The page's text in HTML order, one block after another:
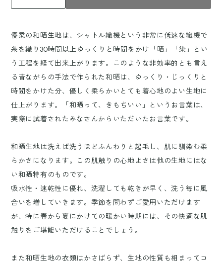
優柔の和晒生地は、シャトル織機という非常に低速な織機で
糸を織り30時間以上ゆっくりと時間をかけ「晒」「染」とい
う工程を経て出来上がります。このような非効率的とも言え
る昔ながらの手法で作られた和晒は、ゆっくり・じっくりと
時間をかけた分、優しく柔らかいとても着心地のよい生地に
仕上がります。「和晒って、きもちいい」というお言葉は、
実際に試着されたみなさんからいただいたお言葉です。
和晒生地は洗えば洗うほどふんわりと起毛し、肌に馴染む柔
らかさになります。この肌触りの心地よさは他の生地にはな
い和晒特有のものです。
吸水性・速乾性に優れ、洗濯しても乾きが早く、洗う毎に風
合いを増していきます。季節を問わずご愛用いただけます
が、特に春から夏にかけての暖かい時期には、その快適な肌
触りをご堪能いただけることでしょう。
また和晒生地の衣類はかさばらず、生地の性質も相まってコ